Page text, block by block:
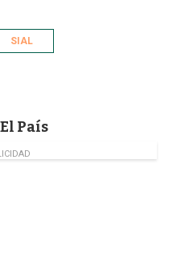
SIAL
País